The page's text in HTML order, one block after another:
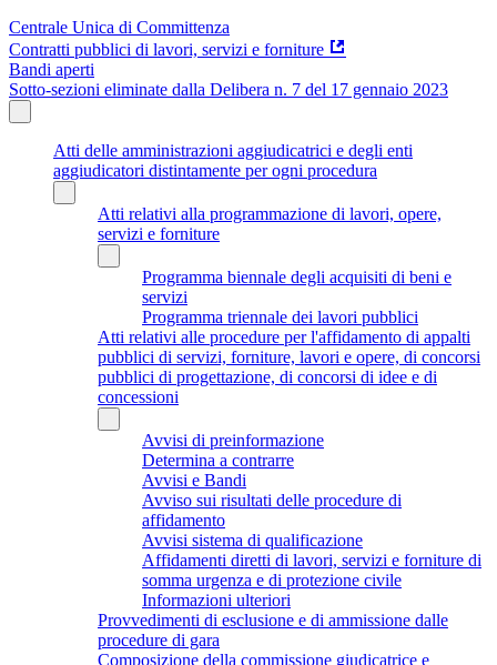
Centrale Unica di Committenza
Contratti pubblici di lavori, servizi e forniture
Bandi aperti
Sotto-sezioni eliminate dalla Delibera n. 7 del 17 gennaio 2023
Atti delle amministrazioni aggiudicatrici e degli enti
aggiudicatori distintamente per ogni procedura
Atti relativi alla programmazione di lavori, opere,
servizi e forniture
Programma biennale degli acquisiti di beni e
servizi
Programma triennale dei lavori pubblici
Atti relativi alle procedure per l'affidamento di appalti
pubblici di servizi, forniture, lavori e opere, di concorsi
pubblici di progettazione, di concorsi di idee e di
concessioni
Avvisi di preinformazione
Determina a contrarre
Avvisi e Bandi
Avviso sui risultati delle procedure di
affidamento
Avvisi sistema di qualificazione
Affidamenti diretti di lavori, servizi e forniture di
somma urgenza e di protezione civile
Informazioni ulteriori
Provvedimenti di esclusione e di ammissione dalle
procedure di gara
Composizione della commissione giudicatrice e